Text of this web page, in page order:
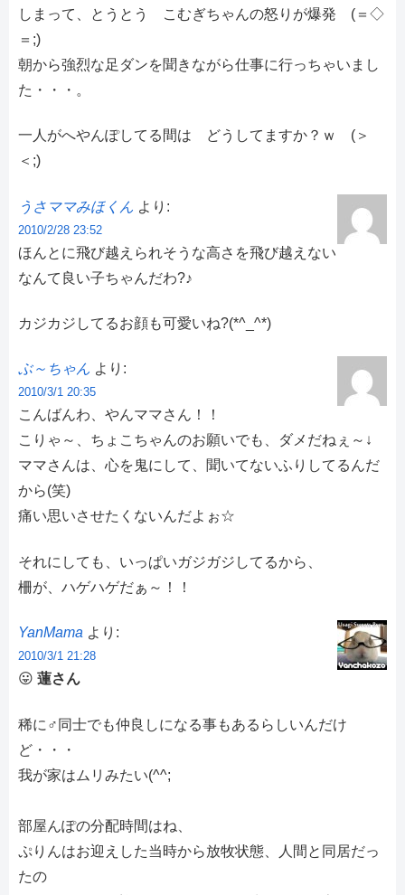
しまって、とうとう こむぎちゃんの怒りが爆発 (＝◇
＝;)
朝から強烈な足ダンを聞きながら仕事に行っちゃいまし
た・・・。
一人がへやんぽしてる間は どうしてますか？ｗ (＞
＜;)
うさママみほくん より:
2010/2/28 23:52
ほんとに飛び越えられそうな高さを飛び越えない
なんて良い子ちゃんだわ?♪
カジカジしてるお顔も可愛いね?(*^_^*)
ぶ～ちゃん より:
2010/3/1 20:35
こんばんわ、やんママさん！！
こりゃ～、ちょこちゃんのお願いでも、ダメだねぇ～↓
ママさんは、心を鬼にして、聞いてないふりしてるんだ
から(笑)
痛い思いさせたくないんだよぉ☆
それにしても、いっぱいガジガジしてるから、
柵が、ハゲハゲだぁ～！！
YanMama より:
2010/3/1 21:28
😛 蓮さん
稀に♂同士でも仲良しになる事もあるらしいんだけ
ど・・・
我が家はムリみたい(^^;
部屋んぽの分配時間はね、
ぷりんはお迎えした当時から放牧状態、人間と同居だっ
たの